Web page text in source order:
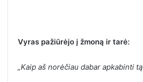
Vyras pažiūrėjo į žmoną ir tarė:
„Kaip aš norėčiau dabar apkabinti tą